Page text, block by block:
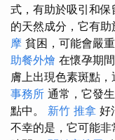
式，有助於吸引和
的天然成分，它有
摩 貧困，可能會嚴
助餐外燴 在懷孕期
膚上出現色素斑點
事務所 通常，它發
點中。 新竹 推拿 好
不幸的是，它可能